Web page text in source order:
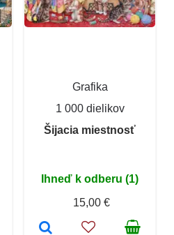
Grafika
1 000 dielikov
Šijacia miestnosť
Ihneď k odberu (1)
15,00 €